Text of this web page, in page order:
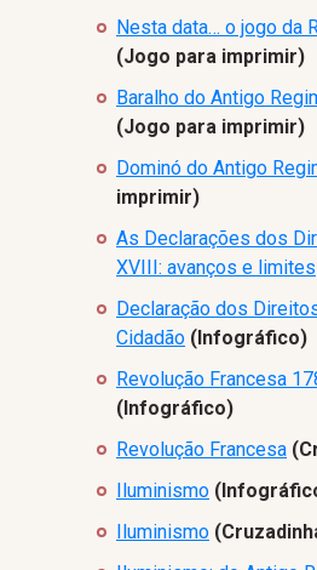
Nesta data… o jogo da
(Jogo para imprimir)
Baralho do Antigo
(Jogo para imprimir)
Dominó do Antigo
imprimir)
As Declarações dos
XVIII: avanços e limites
Declaração dos
Cidadão (Infográfico)
Revolução Francesa
(Infográfico)
Revolução Francesa
Iluminismo
Iluminismo